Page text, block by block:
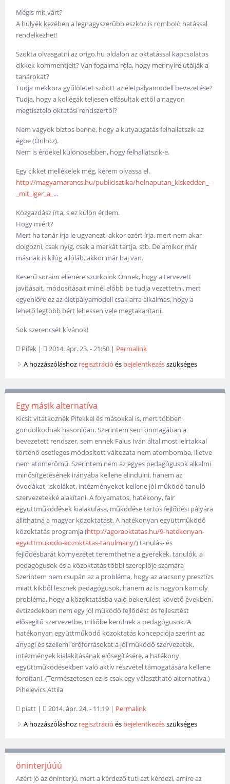
Mégis mit várt?
A hülyék kezében a legnagyszerűbb eszköz is romboló hatással
rendelkezhet!
Szokta olvasgatni az origo.hu oldalon az oktatással kapcsolatos
cikkek kommentjeit? Van fogalma róla, hogy mennyire útálják a
tanárokat?
Tudja mekkora gyűlöletet szított az életpályamodell bevezetése?
Tudja, hogy a kollégák teljesen elfásultak ettől a nagyon
megtisztelő oktatási rendszertől?
Nem vagyok biztos benne, hogy a kutyaugatás felhallatszik az
égbe (Önhöz).
Nem is érdekel különösebben, hogy felhallatszik-e.
Egy cikket mellékelek még, kérem olvassa el.
http://magyarnarancs.hu/publicisztika/holnaputan_kiskedden_-
_mit_iger_a_...
Közgazdász írta, s ez külön érdem.
Hogy miért?
Mert ha tanár írja le ugyanezt, akkor azért írja, mert nem akar
dolgozni, csak nyíg, csak a markát tartja, stb. De amikor már
másnak is kilóg a lóláb, akkor már baj van.
Keserű soraim ellenére szurkolok Önnek, hogy a tervezett
javításait, módosításait minél előbb be tudja vezettetni, mert
egyenlőre ez az életpályamodell csak arra alkalmas, hogy a
lehető legtöbb bért lehessen vele megtakarítani.
Sok szerencsét kívánok!
Pifek | 2014. ápr. 23. - 21:50 | Permalink
A hozzászóláshoz regisztráció és bejelentkezésszükséges
Egy másik alternatíva
Kicsit vitatkoznék Pifekkel és másokkal is, mert többen
gondolkodnak hasonlóan. Szerintem sem önmagában a
bevezetett rendszer, sem ennek Falus Iván által most leírtakkal
történő esetleges módosított változata nem atombomba, illetve
nem atomerőmű. Szerintem nem az egyes pedagógusok alkalmi
minősítgetésének irányába kellene elindulni, hanem az
óvodákat, iskolákat, intézményeket kellene jól működő tanuló
szervezetekké alakítani. A folyamatos, hatékony, fair
együttműködések kialakulása, működése tartós fejlődési pályára
állíthatná a magyar közoktatást. A hatékonyan együttműködő
közoktatás programja (http://agoraoktatas.hu/9-hatekonyan-
egyuttmukodo-kozoktatas-tanulmany/) tanulás- és
fejlődésbarát környezetet teremthetne a gyerekek, tanulók, a
pedagógusok és a közoktatás többi szereplője számára
Szerintem nem csupán az a probléma, hogy az alacsony presztízs
miatt kikből lesznek pedagógusok, hanem az is nagyon komoly
probléma, hogy a közoktatásba való bekerülést követő években,
évtizedekben nem egy jól működő fejlődést és fejlesztést
elősegítő szervezetbe, miliőbe kerülnek a pedagógusok. A
hatékonyan együttműködő közoktatás koncepciója szerint az
anyagi és szellemi erőforrásokat a jól működő szervezetek,
intézmények kialakításának elősegítésére, a hatékony
együttműködésekben való aktív részvétel támogatására kellene
fordítani. (Természetesen ez is csak egy választható alternatíva.)
Pihelevics Attila
piatt | 2014. ápr. 24. - 11:19 | Permalink
A hozzászóláshoz regisztráció és bejelentkezésszükséges
öninterjúúú
Azért jó az öninterjú, mert a kérdező tuti azt kérdezi, amire az